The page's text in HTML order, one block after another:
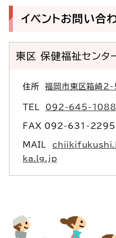
イベントお問い合
東区 保健福祉センタ
住所福岡市東区箱崎
TEL 092-645-1088
FAX 092-631-2295
MAIL
ka.lg.jp